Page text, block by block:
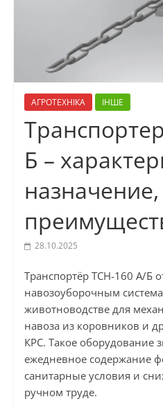
АГРОТЕХНІКА ІНШЕ
Б –
назначение,
28.10.2025
Транспортёр ТСН-160 А/Б
навозоуборочным
животноводстве для
навоза из коровников и
КРС. Такое оборудование
ежедневное содержание
санитарные условия и
ручном труде.